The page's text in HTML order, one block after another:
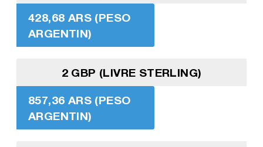
428,68 ARS (PESO
ARGENTIN)
2 GBP (LIVRE STERLING)
857,36 ARS (PESO
ARGENTIN)